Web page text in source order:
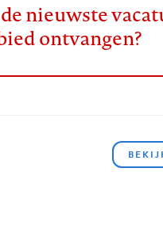
nieuwste
ontvangen?